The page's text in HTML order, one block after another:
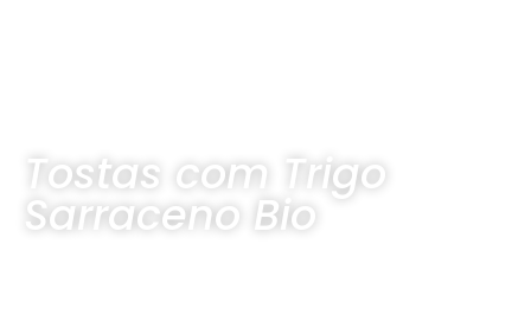
Tostas com Trigo
Sarraceno Bio